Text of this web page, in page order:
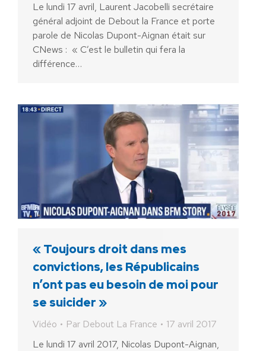
Le lundi 17 avril, Laurent Jacobelli secrétaire
général adjoint de Debout la France et porte
parole de Nicolas Dupont-Aignan était sur
CNews : « C’est le bulletin qui fera la
différence…
« Toujours droit dans mes
convictions, les Républicains
n’ont pas eu besoin de moi pour
se suicider »
Vidéo Par Debout La France
17 avril 2017
Le lundi 17 avril 2017, Nicolas Dupont-Aignan,